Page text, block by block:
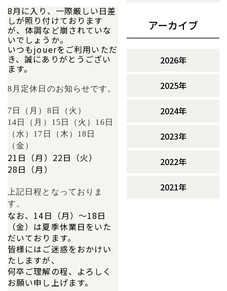
8月に入り、一際厳しい日差
しが照り付けております
が、体調など崩されていな
いでしょうか。
いつもjouerをご利用いただ
き、誠にありがとうござい
ます。
8月定休日のお知らせです。
7日（月）8 日（火）
14日（月）15 日（火）16日
（水）17日（木）18日
（金）
21日（月）22日（火）
28日（月）
上記日程となっておりま
す。
なお、14日（月）～18日
（金）は夏季休業日をいた
だいております。
皆様にはご迷惑をおかけい
たしますが、
何卒ご理解の程、よろしく
お願い申し上げます。
アーカイブ
2026年
2025年
2024年
2023年
2022年
2021年